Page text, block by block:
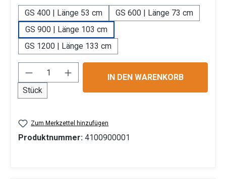
GS 400 | Länge 53 cm
GS 600 | Länge 73 cm
GS 900 | Länge 103 cm
GS 1200 | Länge 133 cm
Produkt Anzahl: Gib den gewünschten
Stück
IN DEN WARENKORB
Zum Merkzettel hinzufügen
Produktnummer: 4100900001